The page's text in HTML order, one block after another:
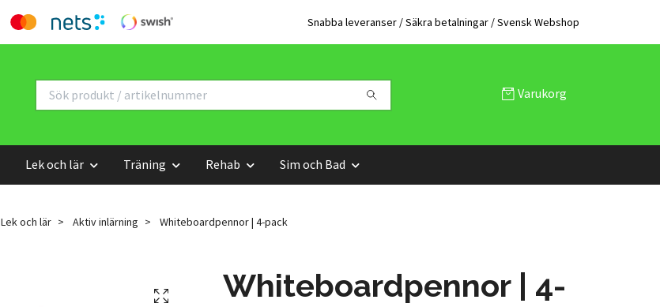
Snabba leveranser / Säkra betalningar / Svensk Webshop
Varukorg
Lek och lär Träning Rehab Sim och Bad
Lek och lär Aktiv inlärning Whiteboardpennor | 4-pack
Whiteboardpennor | 4-